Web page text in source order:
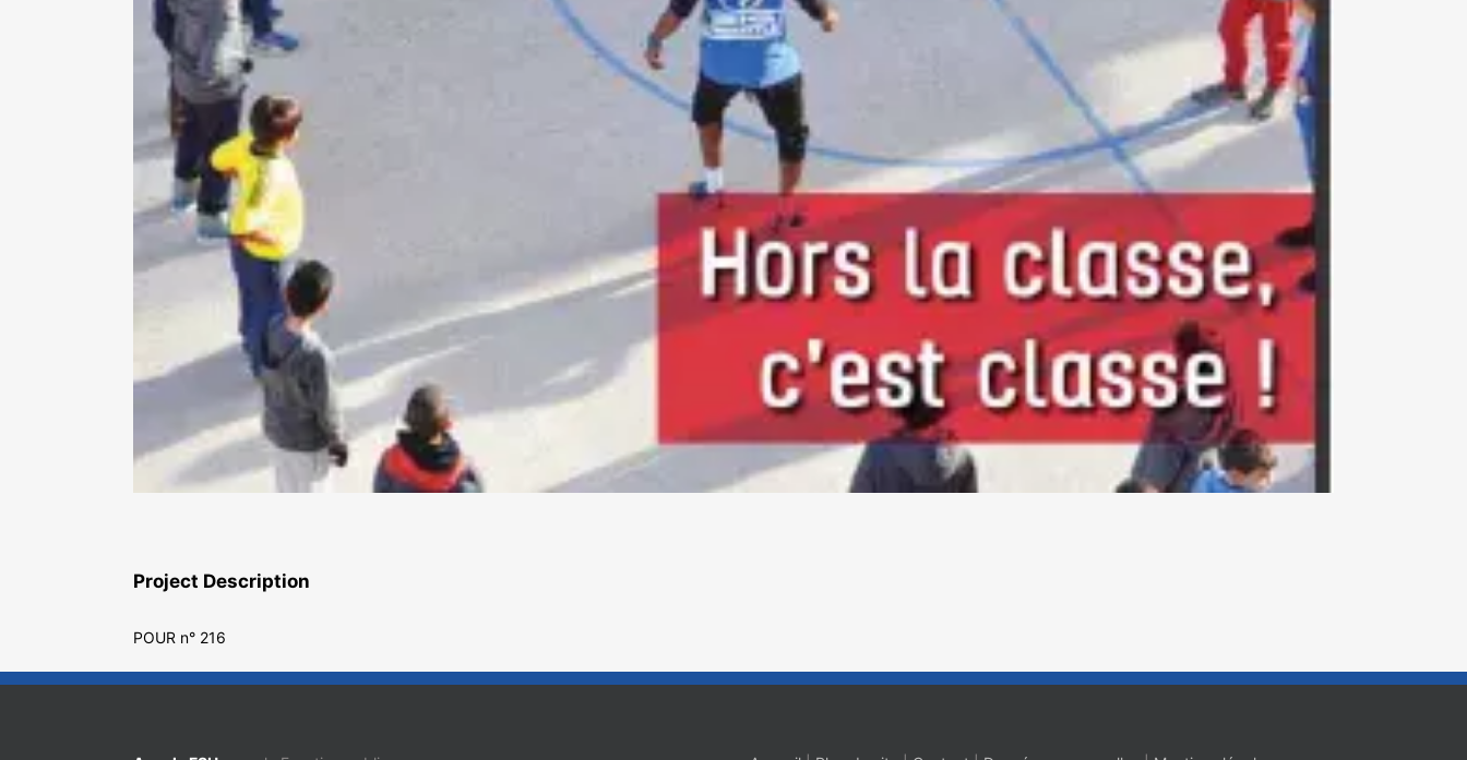
Project Description
POUR n° 216